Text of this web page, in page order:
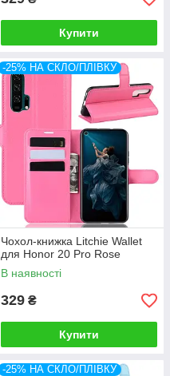
Купити
-25% НА СКЛО/ПЛІВКУ
Чохол-книжка Litchie Wallet
для Honor 20 Pro Rose
В наявності
329 ₴
Купити
-25% НА СКЛО/ПЛІВКУ